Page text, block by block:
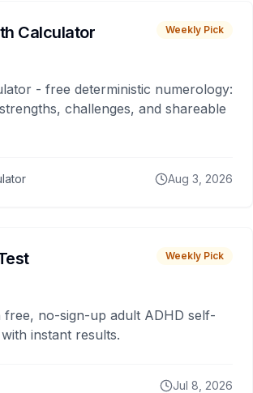
Calculator Weekly Pick
- free deterministic numerology:
challenges, and shareable
Aug 3, 2026
Weekly Pick
free, no-sign-up adult ADHD self-
instant results.
Jul 8, 2026